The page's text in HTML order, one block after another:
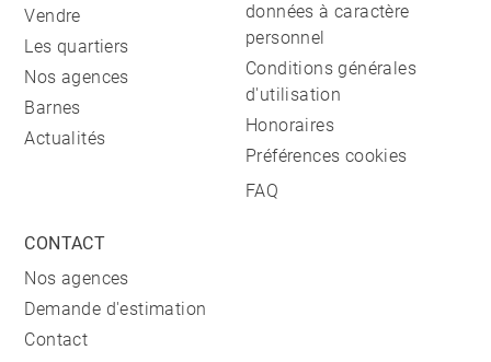
Vendre
Les quartiers
Nos agences
Barnes
Actualités
données à caractère
personnel
Conditions générales
d'utilisation
Honoraires
Préférences cookies
FAQ
CONTACT
Nos agences
Demande d'estimation
Contact